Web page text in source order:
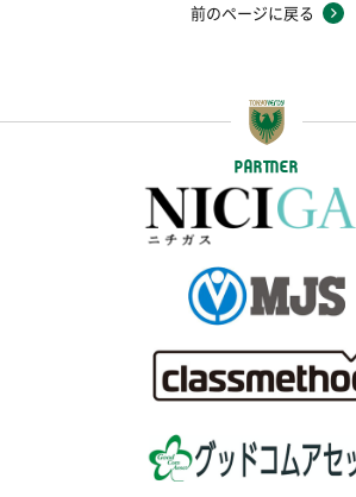
前のページに戻る
PARTNER